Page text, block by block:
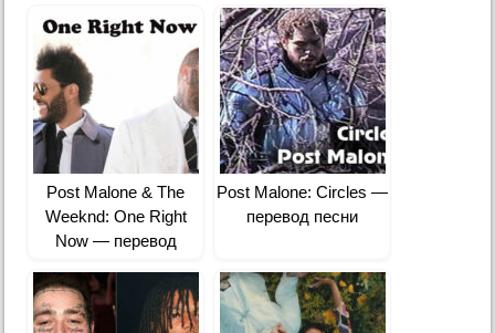
Post Malone & The
Weeknd: One Right
Now — перевод
Post Malone: Circles —
перевод песни